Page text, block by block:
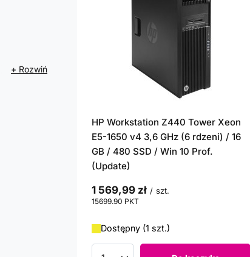
+ Rozwiń
HP Workstation Z440 Tower Xeon
E5-1650 v4 3,6 GHz (6 rdzeni) / 16
GB / 480 SSD / Win 10 Prof.
(Update)
1 569,99 zł / szt.
15699.90 PKT
Dostępny (1 szt.)